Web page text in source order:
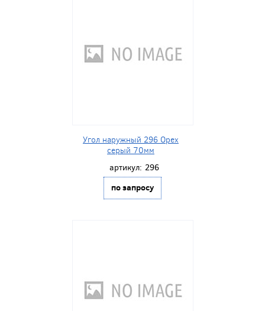
Угол наружный 296 Орех
серый 70мм
артикул: 296
по запросу